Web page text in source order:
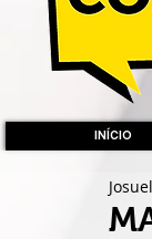
INÍCIO